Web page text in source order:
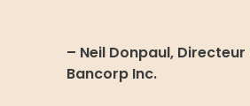
– Neil Donpaul, Directeur
Bancorp Inc.